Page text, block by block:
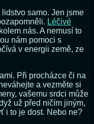
samo. Jen jsme
Léčivé
nás. A nemusí to
nám pomoci s
v energii země, ze
Při procházce či na
a vezměte si
vašemu srdci může
už před ničím jiným,
i to je dost. Nebo ne?